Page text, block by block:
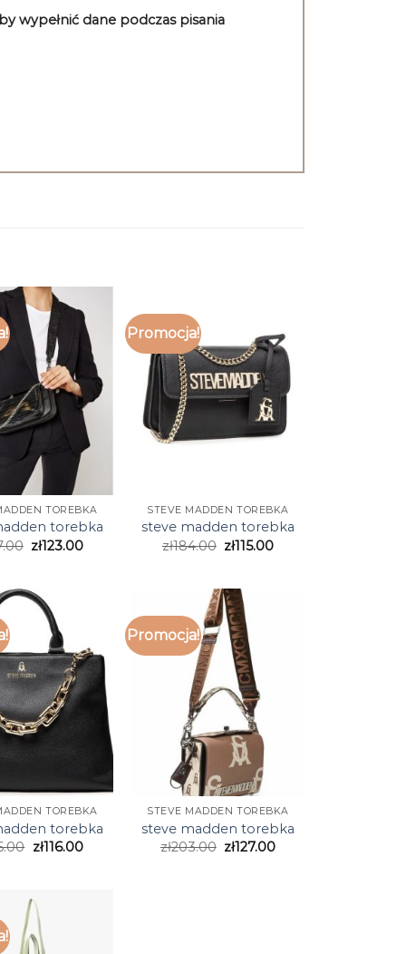
wypełnić dane podczas pisania
TOREBKA
torebka
zł123.00
Promocja!
STEVE MADDEN TOREBKA
steve madden torebka
zł184.00 zł115.00
TOREBKA
torebka
zł116.00
Promocja!
STEVE MADDEN TOREBKA
steve madden torebka
zł203.00 zł127.00